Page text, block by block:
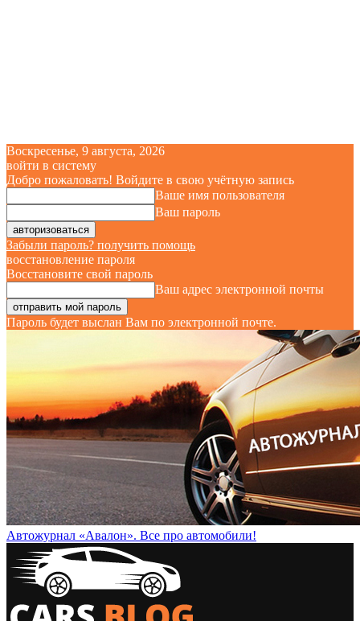
Воскресенье, 9 августа, 2026
войти в систему
Добро пожаловать! Войдите в свою учётную запись
Ваше имя пользователя
Ваш пароль
Забыли пароль? получить помощь
восстановление пароля
Восстановите свой пароль
Ваш адрес электронной почты
Пароль будет выслан Вам по электронной почте.
Автожурнал «Авалон». Все про автомобили!